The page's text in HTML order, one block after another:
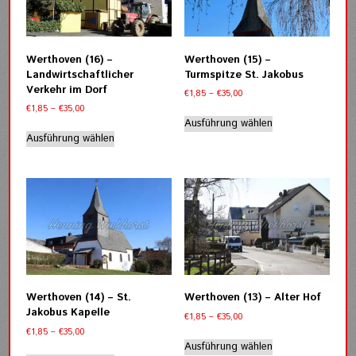
können
auf
gewählt
können
auf
gewählt
Werthoven (16) –
Landwirtschaftlicher
Verkehr im Dorf
€1,85 –€35,00Preisspanne:
bis
€35,00
Ausführung wählen
Dieses
Produkt
mehrere
Die
Optionen
können
auf
Produktseite
Werthoven (15) –
Turmspitze St. Jakobus
€1,85 – €35,00Preisspanne:
bis
€35,00
Ausführung wählen
Dieses
Produkt
auf.
Die
Optionen
können
auf
der
gewählt
Werthoven (14) – St.
Jakobus Kapelle
€1,85 –€35,00Preisspanne:
Werthoven (13) – Alter Hof
€1,85 – €35,00Preisspanne:
bis
Ausführung wählenProdukt